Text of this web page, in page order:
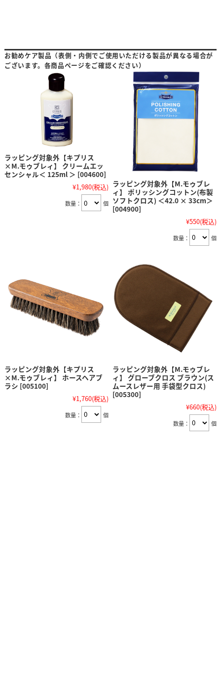
お勧めケア製品（表側・内側でご使用いただける製品が異なる場合が
ございます。各商品ページをご確認ください）
ラッピング対象外【キプリス
×M.モゥブレィ】 クリームエッ
センシャル＜ 125ml ＞ [004600]
¥1,980(税込)
数量： 個
ラッピング対象外【M.モゥブレ
ィ】 ポリッシングコットン(布製
ソフトクロス) ＜42.0 × 33cm＞
[004900]
¥550(税込)
数量： 個
ラッピング対象外【キプリス
×M.モゥブレィ】 ホースヘアブ
ラシ [005100]
¥1,760(税込)
数量： 個
ラッピング対象外【M.モゥブレ
ィ】 グローブクロス ブラウン(ス
ムースレザー用 手袋型クロス)
[005300]
¥660(税込)
数量： 個